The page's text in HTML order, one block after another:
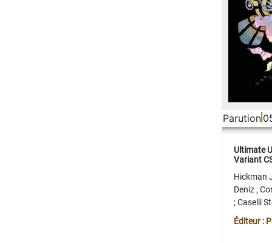
Parution
Ultimate
Variant
Hickman
Deniz;
;Caselli
Juan
Éditeur :